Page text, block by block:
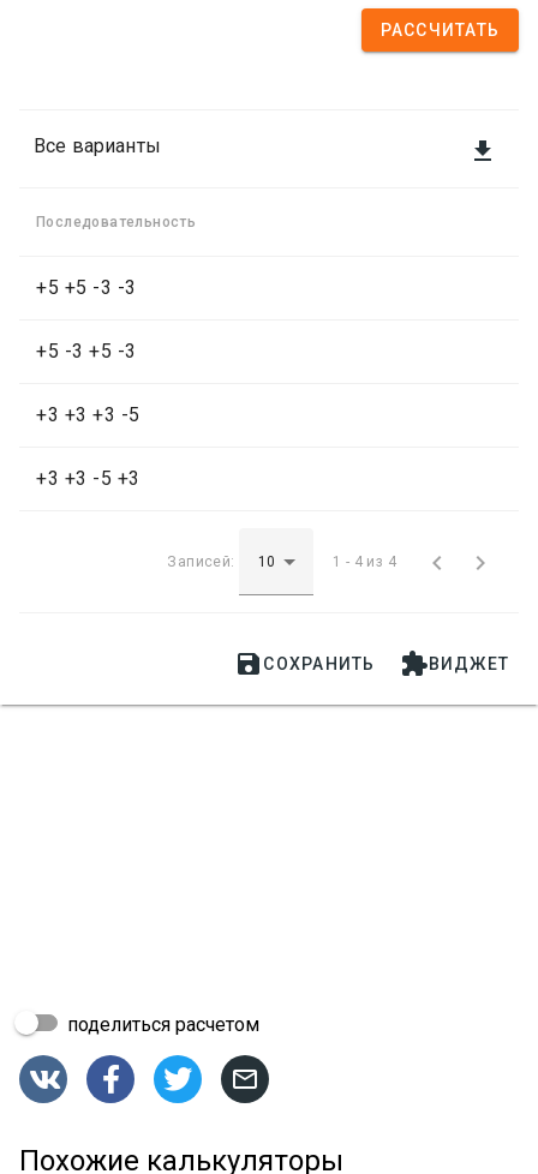
РАССЧИТАТЬ

Все варианты
Последовательность
+5 +5 -3 -3
+5 -3 +5 -3
+3 +3 +3 -5
+3 +3 -5 +3
Записей: 1 - 4 из 4  
 СОХРАНИТЬ ВИДЖЕТ
поделиться расчетом
   
Похожие калькуляторы